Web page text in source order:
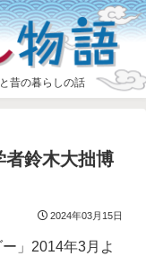
昔の暮らしの話
鈴木大拙博
2024年03月15日
」2014年3月よ